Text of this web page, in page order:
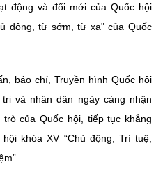
động và đổi mới của Quốc hội
động, từ sớm, từ xa" của Quốc
báo chí, Truyền hình Quốc hội
và nhân dân ngày càng nhận
của Quốc hội, tiếp tục khẳng
khóa XV “Chủ động, Trí tuệ,